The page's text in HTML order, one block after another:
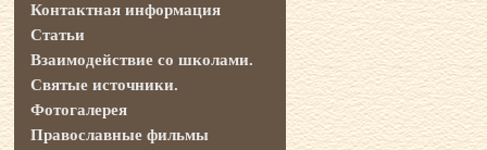
Контактная информация
Статьи
Взаимодействие со школами.
Святые источники.
Фотогалерея
Православные фильмы